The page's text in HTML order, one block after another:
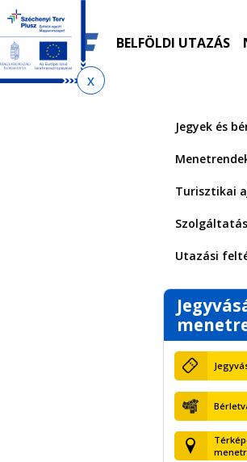
Ugrás
menetrendkeresőhöz
Ugrás
az
almenühöz
Ugrás
tartalomra
Ugrás
az
oldaltérképre
BELFÖLDI UTAZÁS
Jegyek és
Turisztikai
Utazási